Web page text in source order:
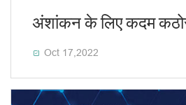
अंशांकन के लिए कदम
 Oct 17,2022